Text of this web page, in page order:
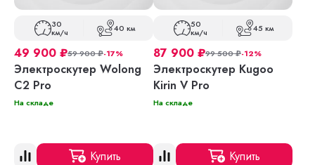
30
км/ч 40 км
49 900 ₽59 900₽-17%
Электроскутер Wolong
C2 Pro
На складе
Купить
50
км/ч 45 км
87 900 ₽99 500₽-12%
Электроскутер Kugoo
Kirin V Pro
На складе
Купить